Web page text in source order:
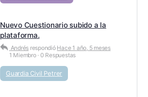
Nuevo Cuestionario subido a la
plataforma.
Andrés respondió Hace 1 año, 5 meses
1 Miembro · 0 Respuestas
Guardia Civil Petrer